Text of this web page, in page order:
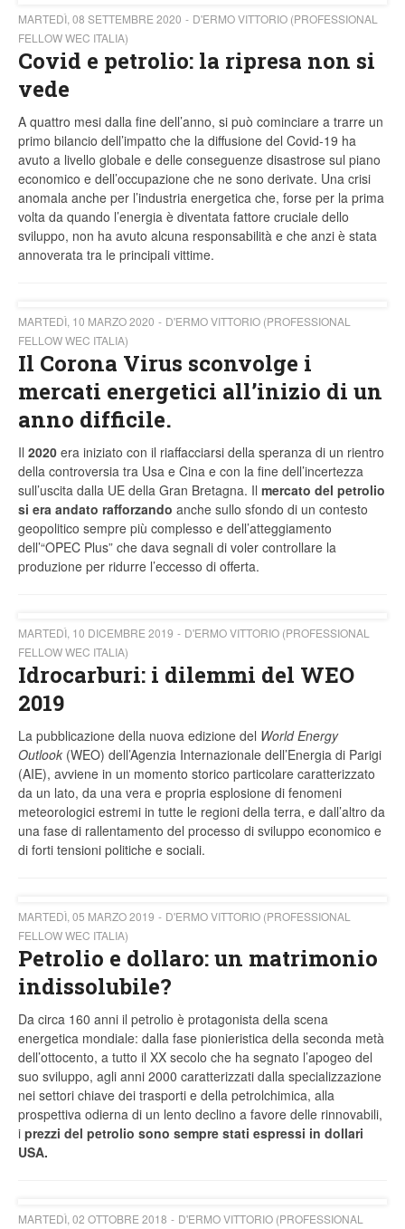
MARTEDÌ, 08 SETTEMBRE 2020
D'ERMO VITTORIO (PROFESSIONAL
FELLOW WEC ITALIA)
Covid e petrolio: la ripresa non si
vede
A quattro mesi dalla fine dell’anno, si può cominciare a trarre un
primo bilancio dell’impatto che la diffusione del Covid-19 ha
avuto a livello globale e delle conseguenze disastrose sul piano
economico e dell’occupazione che ne sono derivate. Una crisi
anomala anche per l’industria energetica che, forse per la prima
volta da quando l’energia è diventata fattore cruciale dello
sviluppo, non ha avuto alcuna responsabilità e che anzi è stata
annoverata tra le principali vittime.
MARTEDÌ, 10 MARZO 2020
D'ERMO VITTORIO (PROFESSIONAL
FELLOW WEC ITALIA)
Il Corona Virus sconvolge i
mercati energetici all’inizio di un
anno difficile.
Il 2020 era iniziato con il riaffacciarsi della speranza di un rientro
della controversia tra Usa e Cina e con la fine dell’incertezza
sull’uscita dalla UE della Gran Bretagna. Il mercato del petrolio
si era andato rafforzando anche sullo sfondo di un contesto
geopolitico sempre più complesso e dell’atteggiamento
dell’“OPEC Plus” che dava segnali di voler controllare la
produzione per ridurre l’eccesso di offerta.
MARTEDÌ, 10 DICEMBRE 2019
D'ERMO VITTORIO (PROFESSIONAL
FELLOW WEC ITALIA)
Idrocarburi: i dilemmi del WEO
2019
La pubblicazione della nuova edizione del World Energy
Outlook (WEO) dell’Agenzia Internazionale dell’Energia di Parigi
(AIE), avviene in un momento storico particolare caratterizzato
da un lato, da una vera e propria esplosione di fenomeni
meteorologici estremi in tutte le regioni della terra, e dall’altro da
una fase di rallentamento del processo di sviluppo economico e
di forti tensioni politiche e sociali.
MARTEDÌ, 05 MARZO 2019
D'ERMO VITTORIO (PROFESSIONAL
FELLOW WEC ITALIA)
Petrolio e dollaro: un matrimonio
indissolubile?
Da circa 160 anni il petrolio è protagonista della scena
energetica mondiale: dalla fase pionieristica della seconda metà
dell’ottocento, a tutto il XX secolo che ha segnato l’apogeo del
suo sviluppo, agli anni 2000 caratterizzati dalla specializzazione
nei settori chiave dei trasporti e della petrolchimica, alla
prospettiva odierna di un lento declino a favore delle rinnovabili,
i prezzi del petrolio sono sempre stati espressi in dollari
USA.
MARTEDÌ, 02 OTTOBRE 2018
D'ERMO VITTORIO (PROFESSIONAL